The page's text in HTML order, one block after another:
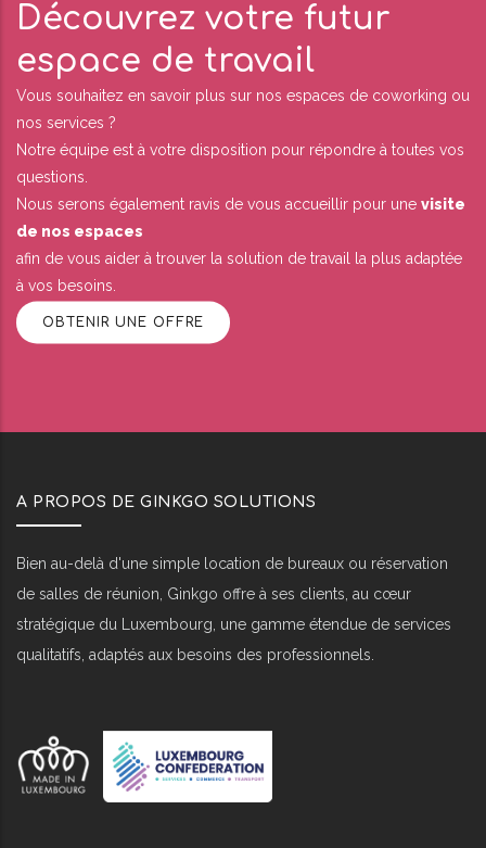
Découvrez votre futur
espace de travail
Vous souhaitez en savoir plus sur nos espaces de coworking ou
nos services ?
Notre équipe est à votre disposition pour répondre à toutes vos
questions.
Nous serons également ravis de vous accueillir pour une visite
de nos espaces
afin de vous aider à trouver la solution de travail la plus adaptée
à vos besoins.
OBTENIR UNE OFFRE
A PROPOS DE GINKGO SOLUTIONS
Bien au-delà d'une simple location de bureaux ou réservation
de salles de réunion, Ginkgo offre à ses clients, au cœur
stratégique du Luxembourg, une gamme étendue de services
qualitatifs, adaptés aux besoins des professionnels.